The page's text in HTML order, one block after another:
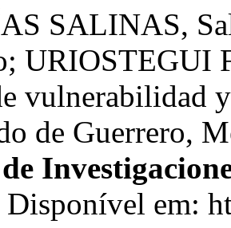
SALINAS,
URIOSTEGUI
vulnerabilidad
de Guerrero,
Disponível em: